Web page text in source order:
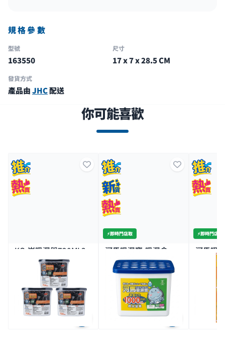
規格參數
型號
163550
尺寸
17 x 7 x 28.5 CM
發貨方式
產品由JHC配送
你可能喜歡
KO-炭吸濕器720ML3
$17.9 $21.9
特價
全場買4送1(共選5件商品)
⚡️即時門店取
河馬吸濕寶-吸濕盒
1000ML
500+
$10.9
3件價 $26/3
全場買4送1(共選5件商品)
⚡️即時門店取
河馬吸
類專用
$19.9